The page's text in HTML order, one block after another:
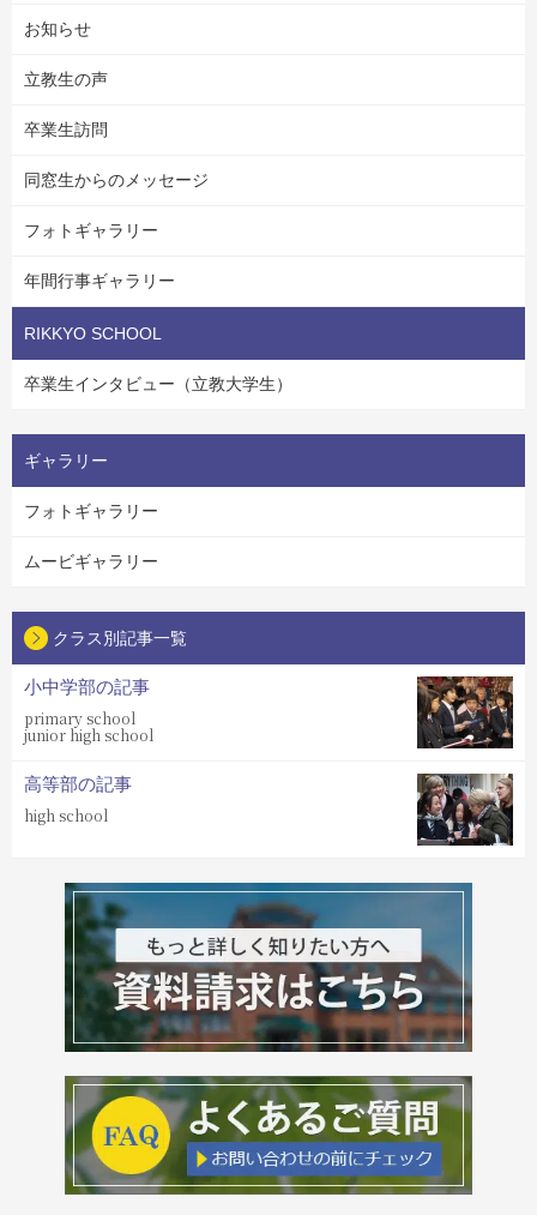
お知らせ
立教生の声
卒業生訪問
同窓生からのメッセージ
フォトギャラリー
年間行事ギャラリー
RIKKYO SCHOOL
卒業生インタビュー（立教大学生）
ギャラリー
フォトギャラリー
ムービギャラリー
クラス別記事一覧
小中学部の記事
primary school
junior high school
高等部の記事
high school